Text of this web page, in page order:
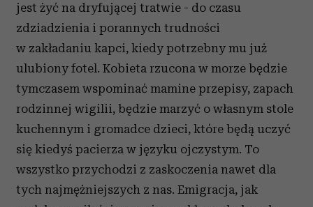
jest żyć na dryfującej tratwie - do czasu
zdziadzienia i porannych trudności
w zakładaniu kapci, kiedy potrzebny mu już
ulubiony fotel. Kobieta rzucona w morze będzie
tymczasem wspominać mamine przepisy, zapach
rodzinnej wigilii, będzie marzyć o własnym stole
kuchennym i gromadce dzieci, które będą uczyć
się kiedyś pacierza w języku ojczystym. To
wszystko przychodzi z zaskoczenia nawet dla
tych najmężniejszych z nas. Emigracja, jak